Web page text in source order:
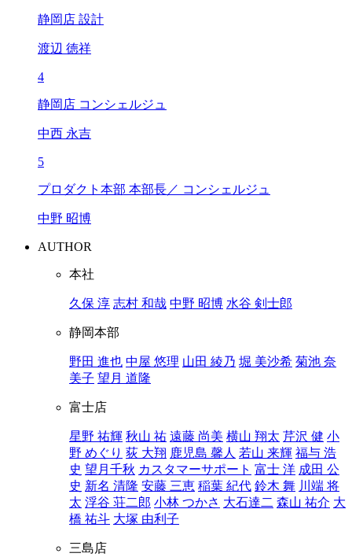
静岡店 設計
渡辺 徳祥
4
静岡店 コンシェルジュ
中西 永吉
5
プロダクト本部 本部長／ コンシェルジュ
中野 昭博
AUTHOR
本社
久保 淳 志村 和哉 中野 昭博 水谷 剣士郎
静岡本部
野田 進也 中屋 悠理 山田 綾乃 堀 美沙希 菊池 奈
美子 望月 道隆
富士店
星野 祐輝 秋山 祐 遠藤 尚美 横山 翔太 芹沢 健 小
野 めぐり 荻 大翔 鹿児島 馨人 若山 来輝 福与 浩
史 望月千秋 カスタマーサポート 富士 洋 成田 公
史 新名 清隆 安藤 三恵 稲葉 紀代 鈴木 舞 川端 将
太 浮谷 荘二郎 小林 つかさ 大石達二 森山 祐介 大
橋 祐斗 大塚 由利子
三島店